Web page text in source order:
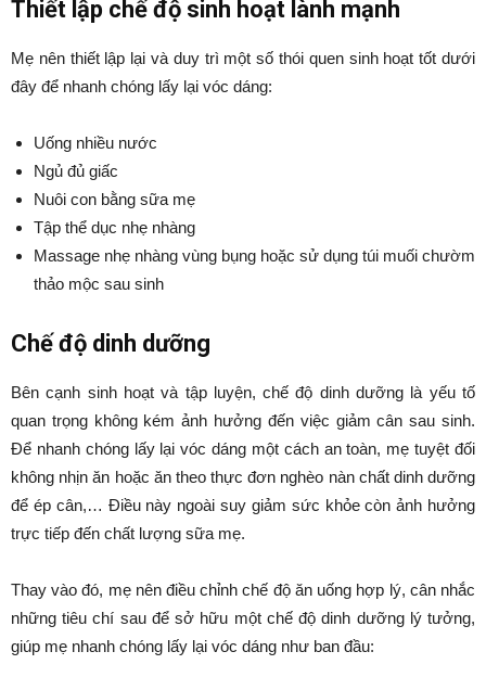
Thiết lập chế độ sinh hoạt lành mạnh
Mẹ nên thiết lập lại và duy trì một số thói quen sinh hoạt tốt dưới
đây để nhanh chóng lấy lại vóc dáng:
Uống nhiều nước
Ngủ đủ giấc
Nuôi con bằng sữa mẹ
Tập thể dục nhẹ nhàng
Massage nhẹ nhàng vùng bụng hoặc sử dụng túi muối chườm
thảo mộc sau sinh
Chế độ dinh dưỡng
Bên cạnh sinh hoạt và tập luyện, chế độ dinh dưỡng là yếu tố
quan trọng không kém ảnh hưởng đến việc giảm cân sau sinh.
Để nhanh chóng lấy lại vóc dáng một cách an toàn, mẹ tuyệt đối
không nhịn ăn hoặc ăn theo thực đơn nghèo nàn chất dinh dưỡng
để ép cân,… Điều này ngoài suy giảm sức khỏe còn ảnh hưởng
trực tiếp đến chất lượng sữa mẹ.
Thay vào đó, mẹ nên điều chỉnh chế độ ăn uống hợp lý, cân nhắc
những tiêu chí sau để sở hữu một chế độ dinh dưỡng lý tưởng,
giúp mẹ nhanh chóng lấy lại vóc dáng như ban đầu: